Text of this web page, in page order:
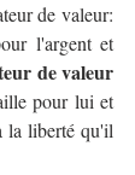
l'argent et
pour lui et
la liberté qu'il